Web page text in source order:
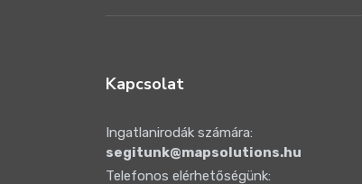
Kapcsolat
Ingatlanirodák számára:
segitunk@mapsolutions.hu
Telefonos elérhetőségünk: